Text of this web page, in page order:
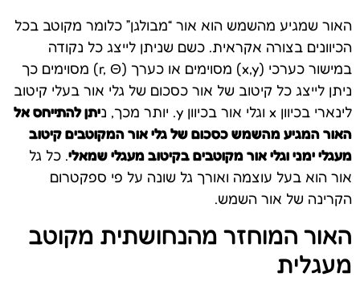
האור שמגיע מהשמש הוא אור “מבולגן” כלומר מקוטב בכל
הכיוונים בצורה אקראית. כשם שניתן לייצג כל נקודה
במישור כערכי (x,y) מסוימים או כערך (r, Θ) מסוימים כך
ניתן לייצג כל קיטוב של אור כסכום של גלי אור בעלי קיטוב
לינארי בכיוון x וגלי אור בכיוון y. יותר מכך, נ
יתן להתייחס אל
האור המגיע מהשמש כסכום של גלי אור המקוטבים קיטוב
מעגלי ימני וגלי אור מקוטבים בקיטוב מעגלי שמאלי. כל גל
אור הוא בעל עוצמה ואורך גל שונה על פי ספקטרום
הקרינה של אור השמש.
האור המוחזר מהנחושתית מקוטב
מעגלית